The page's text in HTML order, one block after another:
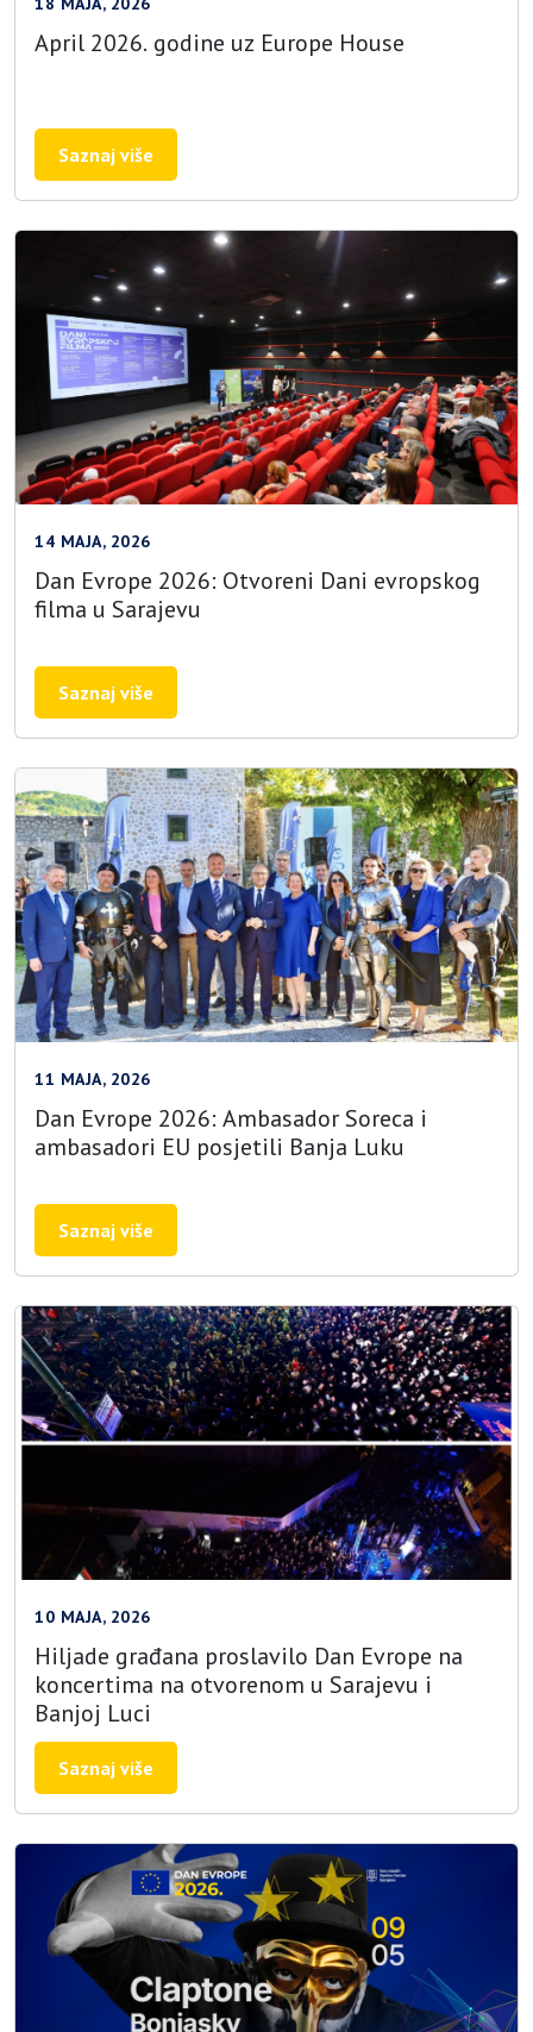
April 2026. godine uz Europe House
Saznaj više
14 MAJA, 2026
Dan Evrope 2026: Otvoreni Dani evropskog
filma u Sarajevu
Saznaj više
11 MAJA, 2026
Dan Evrope 2026: Ambasador Soreca i
ambasadori EU posjetili Banja Luku
Saznaj više
10 MAJA, 2026
Hiljade građana proslavilo Dan Evrope na
koncertima na otvorenom u Sarajevu i
Banjoj Luci
Saznaj više